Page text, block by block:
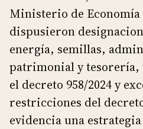
Ministerio de
dispusieron
energía, semillas,
patrimonial y tesorería,
el decreto 958/2024 y
restricciones del
evidencia una